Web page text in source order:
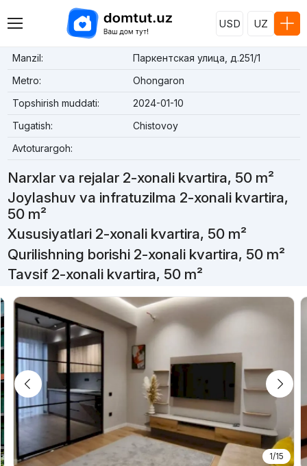
USD UZ
Manzil:
Паркентская улица, д.251/1
Metro:
Ohongaron
Topshirish muddati:
2024-01-10
Tugatish:
Chistovoy
Avtoturargoh:
Narxlar va rejalar 2-xonali kvartira, 50 m²
Joylashuv va infratuzilma 2-xonali kvartira,
50 m²
Xususiyatlari 2-xonali kvartira, 50 m²
Qurilishning borishi 2-xonali kvartira, 50 m²
Tavsif 2-xonali kvartira, 50 m²
1/15